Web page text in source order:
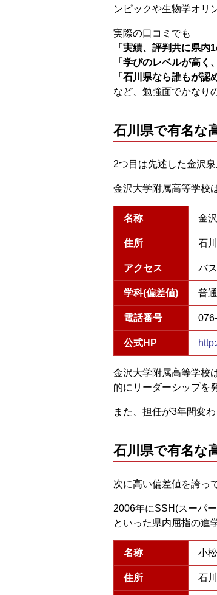
ンピックや生物学オリ
実際の口コミでも
「実績、評判共に県内1
「学びのレベルが高く
「石川県なら誰もが認
など、勉強面でかなり
石川県で有名な
2つ目は先述した金沢
金沢大学附属高等学校
名称 金
住所 石
アクセス バ
学科(偏差値) 普
電話番号
公式HP
金沢大学附属高等学校
的にリーダーシップを
また、担任が3年間変
石川県で有名な
次に高い偏差値を誇っ
2006年にSSH(スーパ
といった県内屈指の進
名称 小
住所 石